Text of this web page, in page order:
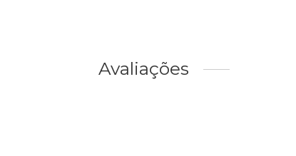
Avaliações